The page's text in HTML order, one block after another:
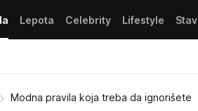
Lepota Celebrity Lifestyle Stav
Modna pravila koja treba da ignorišete